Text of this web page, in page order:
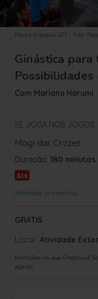
Mostra Ginastica GPT - Foto:
Ginástica para
Com Mariana Harumi
SE JOGA NOS JOGOS
Mogi das Cruzes
Duração: 180 minutos
A16
atividade presencial
GRÁTIS
Local: Atividade
Inscrições no app Credencial
agosto